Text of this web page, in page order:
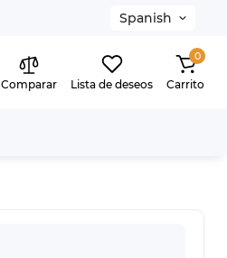
Spanish
Comparar Lista de deseos
0
Carrito